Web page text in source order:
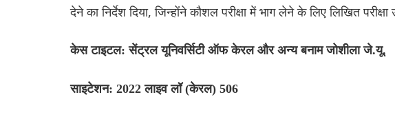
देने का निर्देश दिया, जिन्होंने कौशल परीक्षा में भाग लेने के लिए लिखित परीक्षा
केस टाइटल: सेंट्रल यूनिवर्सिटी ऑफ केरल और अन्य बनाम जोशीला जे.यू.
साइटेशन: 2022 लाइव लॉ (केरल) 506